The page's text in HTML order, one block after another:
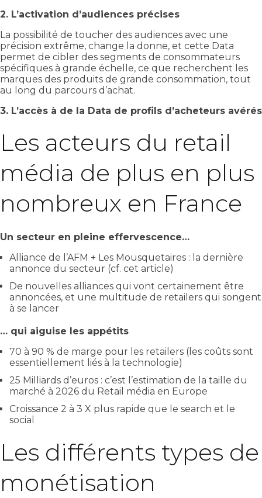
2. L’activation d’audiences précises
La possibilité de toucher des audiences avec une
précision extrême, change la donne, et cette Data
permet de cibler des segments de consommateurs
spécifiques à grande échelle, ce que recherchent les
marques des produits de grande consommation, tout
au long du parcours d’achat.
3. L’accès à de la Data de profils d’acheteurs avérés
Les acteurs du retail
média de plus en plus
nombreux en France
Un secteur en pleine effervescence…
Alliance de l’AFM + Les Mousquetaires : la dernière
annonce du secteur (cf. cet article)
De nouvelles alliances qui vont certainement être
annoncées, et une multitude de retailers qui songent
à se lancer
… qui aiguise les appétits
70 à 90 % de marge pour les retailers (les coûts sont
essentiellement liés à la technologie)
25 Milliards d’euros : c’est l’estimation de la taille du
marché à 2026 du Retail média en Europe
Croissance 2 à 3 X plus rapide que le search et le
social
Les différents types de
monétisation